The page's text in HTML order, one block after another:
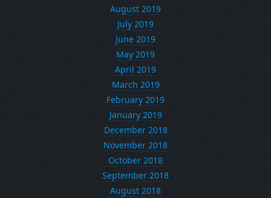
August 2019
July 2019
June 2019
May 2019
April 2019
March 2019
February 2019
January 2019
December 2018
November 2018
October 2018
September 2018
August 2018